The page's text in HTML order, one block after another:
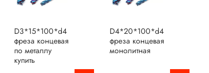
D3*15*100*d4
фреза концевая
по металлу
купить
D4*20*100*d4
фреза концевая
монолитная